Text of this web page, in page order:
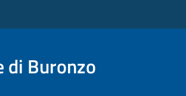
di Buronzo